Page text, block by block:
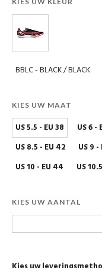
BBLC - BLACK / BLACK
KIES UW MAAT
US 5.5 - EU 38 US 6 -
US 8.5 - EU 42
US 9 -
US 10 - EU 44
US
KIES UW AANTAL